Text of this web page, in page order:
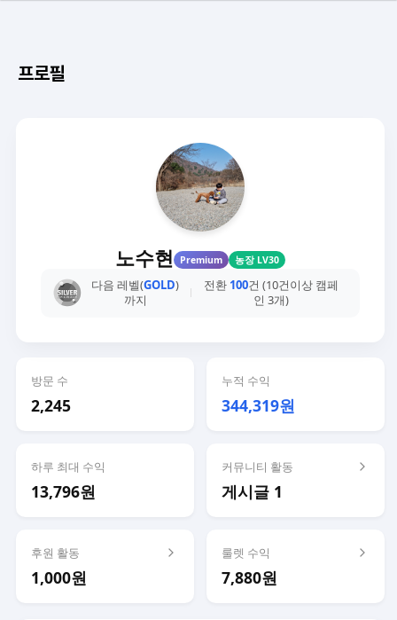
프로필
노수현 Premium 농장 LV30
다음 레벨(GOLD)
까지
전환 100건 (10건이상 캠페
인 3개)
방문 수
2,245
누적 수익
344,319원
하루 최대 수익
13,796원
커뮤니티 활동
게시글 1
후원 활동
1,000원
룰렛 수익
7,880원